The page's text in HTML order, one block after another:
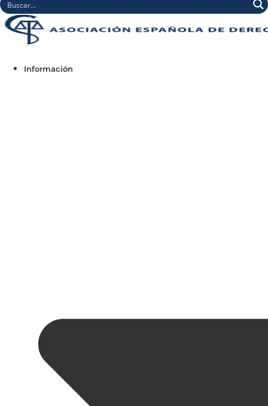
Información